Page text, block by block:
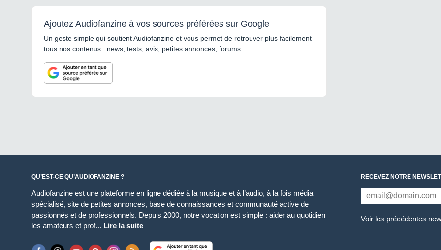
Ajoutez Audiofanzine à vos sources préférées sur Google
Un geste simple qui soutient Audiofanzine et vous permet de retrouver plus facilement
tous nos contenus : news, tests, avis, petites annonces, forums...
QU’EST-CE QU’AUDIOFANZINE ?
Audiofanzine est une plateforme en ligne dédiée à la musique et à l’audio, à la fois média
spécialisé, site de petites annonces, base de connaissances et communauté active de
passionnés et de professionnels. Depuis 2000, notre vocation est simple : aider au quotidien
les amateurs et prof... Lire la suite
RECEVEZ NOTRE
Voir les précédentes